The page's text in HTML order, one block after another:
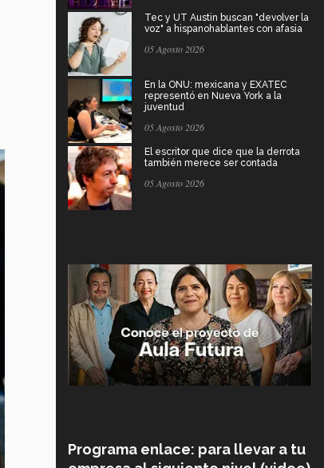
Tec y UT Austin buscan "devolver la
voz" a hispanohablantes con afasia
05 Agosto 2026
En la ONU: mexicana y EXATEC
representó en Nueva York a la
juventud
05 Agosto 2026
El escritor que dice que la derrota
también merece ser contada
05 Agosto 2026
Programa enlace: para llevar a tu